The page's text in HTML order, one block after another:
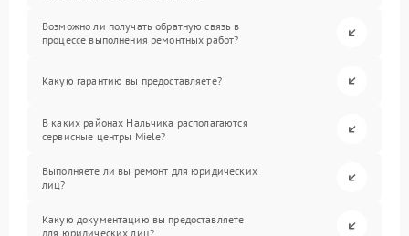
Возможно ли получать обратную связь в
процессе выполнения ремонтных работ?
Какую гарантию вы предоставляете?
В каких районах Нальчика располагаются
сервисные центры Miele?
Выполняете ли вы ремонт для юридических
лиц?
Какую документацию вы предоставляете
для юридических лиц?